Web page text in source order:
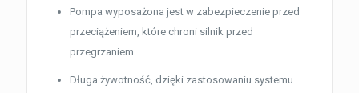
Pompa wyposażona jest w zabezpieczenie przed
przeciążeniem, które chroni silnik przed
przegrzaniem
Długa żywotność, dzięki zastosowaniu systemu